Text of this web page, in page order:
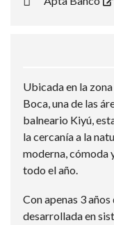
Ubicada en la
Boca, una de las
balneario Kiyú,
la cercanía a la
moderna, cómoda
todo el año.
Con apenas 3
desarrollada en